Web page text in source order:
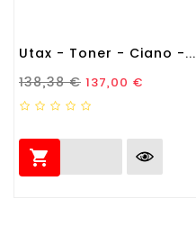
Utax - Toner - Ciano -...
Prezzo Standard
138,38 € Prezzo
137,00 €
